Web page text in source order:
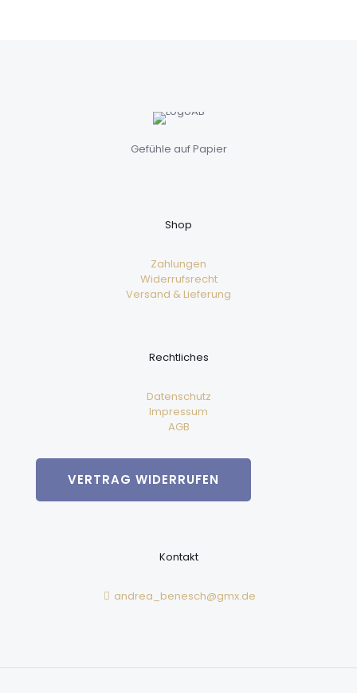
Gefühle auf Papier
Shop
Zahlungen
Widerrufsrecht
Versand & Lieferung
Rechtliches
Datenschutz
Impressum
AGB
VERTRAG WIDERRUFEN
Kontakt
andrea_benesch@gmx.de